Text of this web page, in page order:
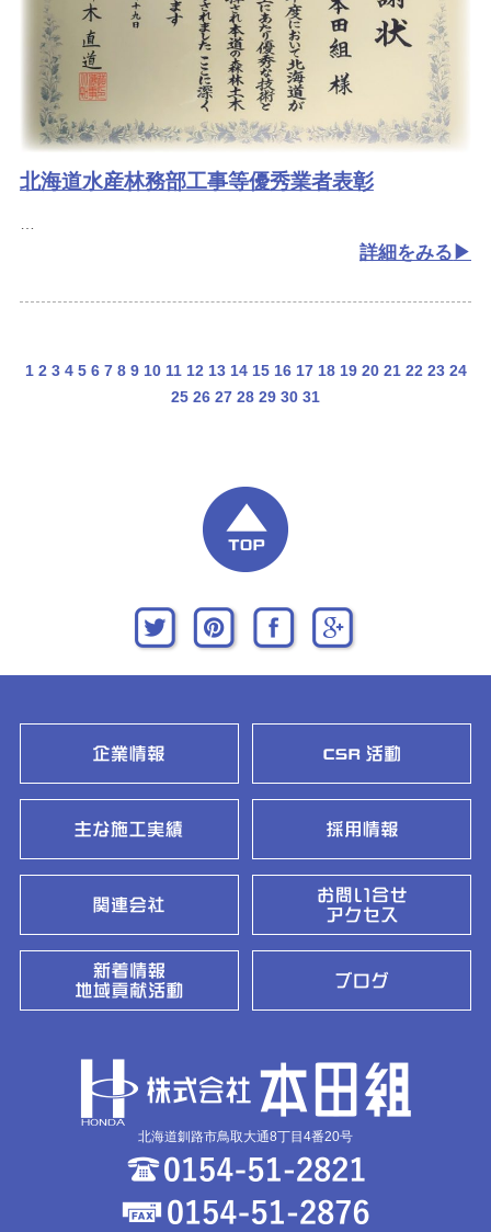
北海道水産林務部工事等優秀業者表彰
詳細をみる
1 2 3 4 5 6 7 8 9 10 11 12 13 14 15 16 17 18 19 20 21 22 23 24
25 26 27 28 29 30 31
北海道釧路市鳥取大通8丁目4番20号